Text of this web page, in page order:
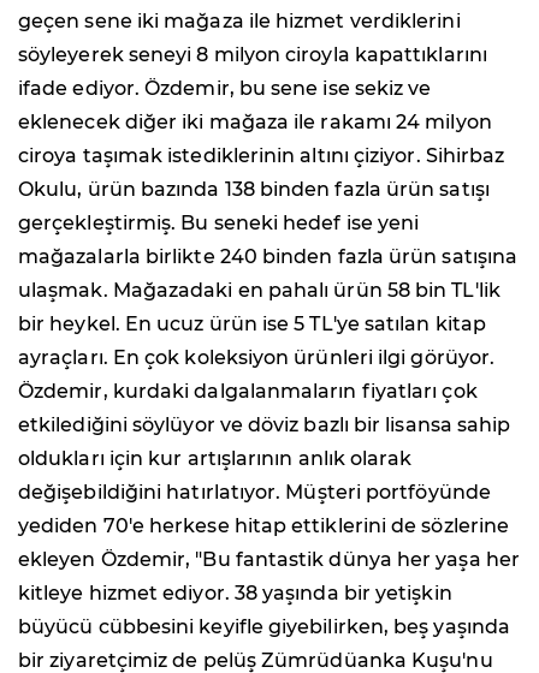
geçen sene iki mağaza ile hizmet verdiklerini
söyleyerek seneyi 8 milyon ciroyla kapattıklarını
ifade ediyor. Özdemir, bu sene ise sekiz ve
eklenecek diğer iki mağaza ile rakamı 24 milyon
ciroya taşımak istediklerinin altını çiziyor. Sihirbaz
Okulu, ürün bazında 138 binden fazla ürün satışı
gerçekleştirmiş. Bu seneki hedef ise yeni
mağazalarla birlikte 240 binden fazla ürün satışına
ulaşmak. Mağazadaki en pahalı ürün 58 bin TL'lik
bir heykel. En ucuz ürün ise 5 TL'ye satılan kitap
ayraçları. En çok koleksiyon ürünleri ilgi görüyor.
Özdemir, kurdaki dalgalanmaların fiyatları çok
etkilediğini söylüyor ve döviz bazlı bir lisansa sahip
oldukları için kur artışlarının anlık olarak
değişebildiğini hatırlatıyor. Müşteri portföyünde
yediden 70'e herkese hitap ettiklerini de sözlerine
ekleyen Özdemir, "Bu fantastik dünya her yaşa her
kitleye hizmet ediyor. 38 yaşında bir yetişkin
büyücü cübbesini keyifle giyebilirken, beş yaşında
bir ziyaretçimiz de pelüş Zümrüdüanka Kuşu'nu